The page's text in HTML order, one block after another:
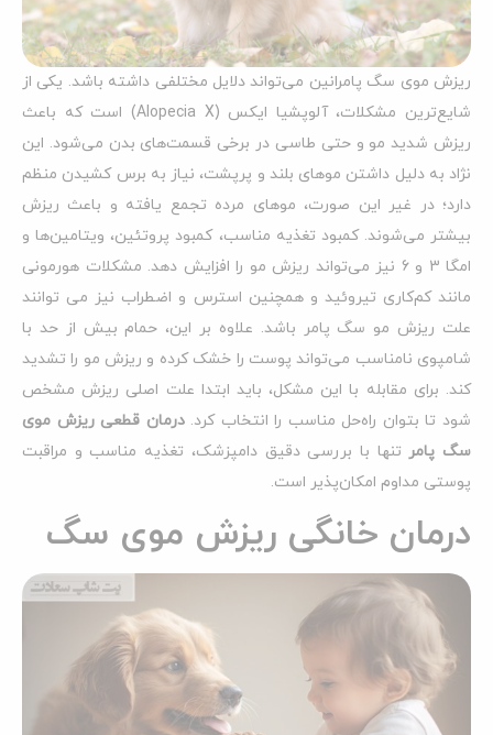
ریزش موی سگ پامرانین می‌تواند دلایل مختلفی داشته باشد. یکی از
شایع‌ترین مشکلات، آلوپشیا ایکس (Alopecia X) است که باعث
ریزش شدید مو و حتی طاسی در برخی قسمت‌های بدن می‌شود. این
نژاد به دلیل داشتن موهای بلند و پرپشت، نیاز به برس کشیدن منظم
دارد؛ در غیر این صورت، موهای مرده تجمع یافته و باعث ریزش
بیشتر می‌شوند. کمبود تغذیه مناسب، کمبود پروتئین، ویتامین‌ها و
امگا 3 و 6 نیز می‌تواند ریزش مو را افزایش دهد. مشکلات هورمونی
مانند کم‌کاری تیروئید و همچنین استرس و اضطراب نیز می توانند
علت ریزش مو سگ پامر باشد. علاوه بر این، حمام بیش از حد با
شامپوی نامناسب می‌تواند پوست را خشک کرده و ریزش مو را تشدید
کند. برای مقابله با این مشکل، باید ابتدا علت اصلی ریزش مشخص
شود تا بتوان راه‌حل مناسب را انتخاب کرد.درمان قطعی ریزش موی
سگ پامرتنها با بررسی دقیق دامپزشک، تغذیه مناسب و مراقبت
پوستی مداوم امکان‌پذیر است.
درمان خانگی ریزش موی سگ